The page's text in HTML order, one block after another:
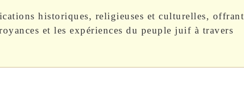
historiques, religieuses et culturelles, offrant
et les expériences du peuple juif à travers